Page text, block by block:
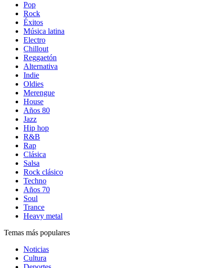
Pop
Rock
Éxitos
Música latina
Electro
Chillout
Reggaetón
Alternativa
Indie
Oldies
Merengue
House
Años 80
Jazz
Hip hop
R&B
Rap
Clásica
Salsa
Rock clásico
Techno
Años 70
Soul
Trance
Heavy metal
Temas más populares
Noticias
Cultura